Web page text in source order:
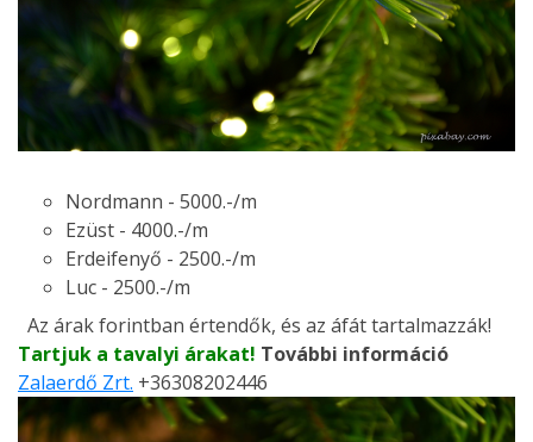
Nordmann - 5000.-/m
Ezüst - 4000.-/m
Erdeifenyő - 2500.-/m
Luc - 2500.-/m
Az árak forintban értendők, és az áfát tartalmazzák!
Tartjuk a tavalyi árakat! További információ
Zalaerdő Zrt. +36308202446